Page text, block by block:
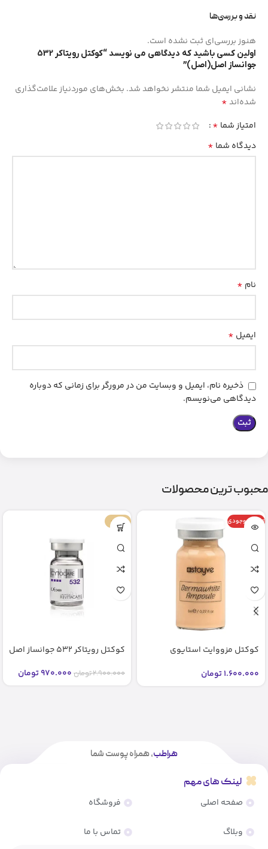
نقد و بررسی‌ها
هنوز بررسی‌ای ثبت نشده است.
اولین کسی باشید که دیدگاهی می نویسد “کوکتل رویتاکر 532
جوانساز اصل(اصل)”
نشانی ایمیل شما منتشر نخواهد شد. بخش‌های موردنیاز علامت‌گذاری
شده‌اند*
امتیاز شما *
دیدگاه شما *
نام *
ایمیل *
ذخیره نام، ایمیل و وبسایت من در مرورگر برای زمانی که دوباره
دیدگاهی می‌نویسم.
محبوب ترین محصولات
اتمام موجودی
کوکتل مزووایت استایوی
1.600.000تومان
-67%
کوکتل رویتاکر 532 جوانساز اصل
2.900.000تومان 970.000تومان
هراطب، همراه پوست شما
لینک های مهم
صفحه اصلی
وبلاگ
فروشگاه
تماس با ما